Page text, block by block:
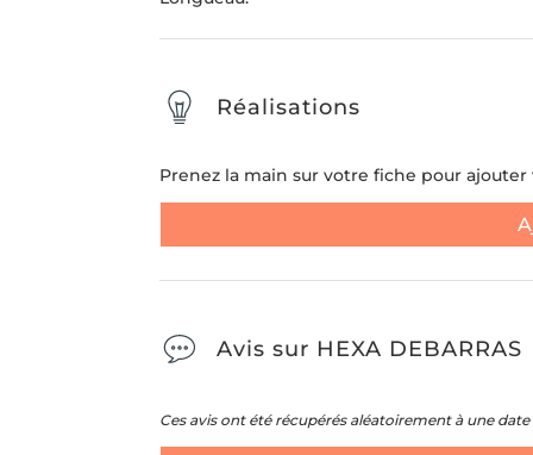
Réalisations
Prenez la main sur votre fiche pour ajouter
Avis sur HEXA DEBARRAS
Ces avis ont été récupérés aléatoirement à une date